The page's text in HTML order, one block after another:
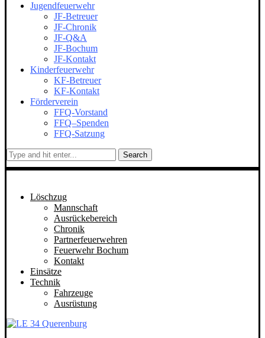
Jugendfeuerwehr
JF-Betreuer
JF-Chronik
JF-Q&A
JF-Bochum
JF-Kontakt
Kinderfeuerwehr
KF-Betreuer
KF-Kontakt
Förderverein
FFQ-Vorstand
FFQ–Spenden
FFQ-Satzung
Search
Löschzug
Mannschaft
Ausrückebereich
Chronik
Partnerfeuerwehren
Feuerwehr Bochum
Kontakt
Einsätze
Technik
Fahrzeuge
Ausrüstung